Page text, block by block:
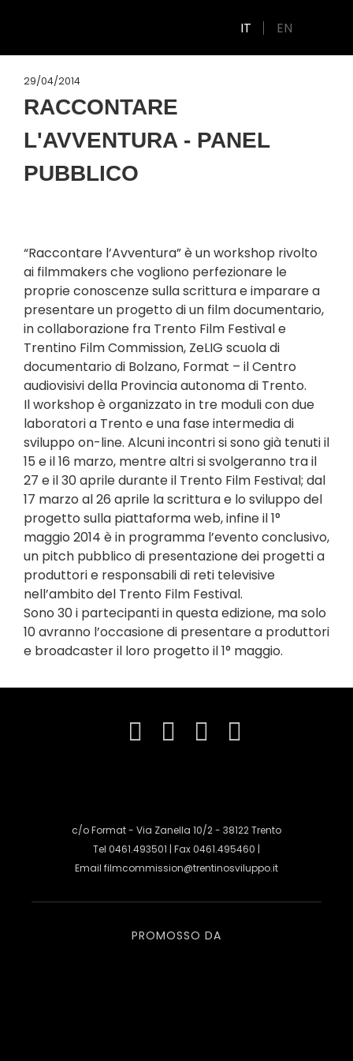
IT EN
29/04/2014
RACCONTARE
L'AVVENTURA - PANEL
PUBBLICO
“Raccontare l’Avventura” è un workshop rivolto
ai filmmakers che vogliono perfezionare le
proprie conoscenze sulla scrittura e imparare a
presentare un progetto di un film documentario,
in collaborazione fra Trento Film Festival e
Trentino Film Commission, ZeLIG scuola di
documentario di Bolzano, Format – il Centro
audiovisivi della Provincia autonoma di Trento.
Il workshop è organizzato in tre moduli con due
laboratori a Trento e una fase intermedia di
sviluppo on-line. Alcuni incontri si sono già tenuti il
15 e il 16 marzo, mentre altri si svolgeranno tra il
27 e il 30 aprile durante il Trento Film Festival; dal
17 marzo al 26 aprile la scrittura e lo sviluppo del
progetto sulla piattaforma web, infine il 1°
maggio 2014 è in programma l’evento conclusivo,
un pitch pubblico di presentazione dei progetti a
produttori e responsabili di reti televisive
nell’ambito del Trento Film Festival.
Sono 30 i partecipanti in questa edizione, ma solo
10 avranno l’occasione di presentare a produttori
e broadcaster il loro progetto il 1° maggio.
c/o Format - Via Zanella 10/2 - 38122 Trento
Tel 0461.493501 | Fax 0461.495460 |
Email filmcommission@trentinosviluppo.it
PROMOSSO DA